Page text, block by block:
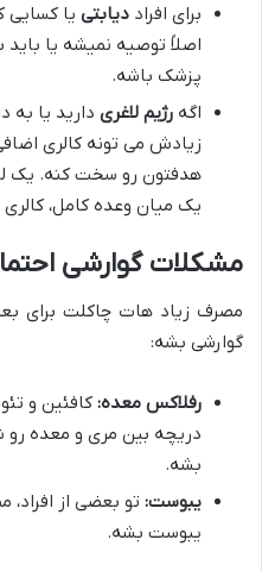
برای افراد دیابتی یا
اصلاً توصیه نمیشه یا
پزشک باشه.
اگه رژیم لاغری دارید یا به
زیادش می تونه کالری
هدفتون رو سخت کنه. یک
یک میان وعده کامل،
مشکلات گوارشی
مصرف زیاد هات چاکلت برای
گوارشی بشه:
رفلاکس معده: کافئین و
دریچه بین مری و معده
بشه.
یبوست: تو بعضی از
یبوست بشه.